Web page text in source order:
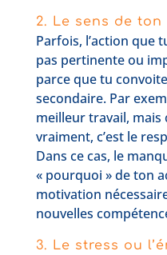
2. Le sens de
Parfois, l’action que
pas pertinente ou
parce que tu
secondaire. Par
meilleur travail, mais
vraiment, c’est le
Dans ce cas, le
« pourquoi » de ton
motivation
nouvelles
3. Le stress ou